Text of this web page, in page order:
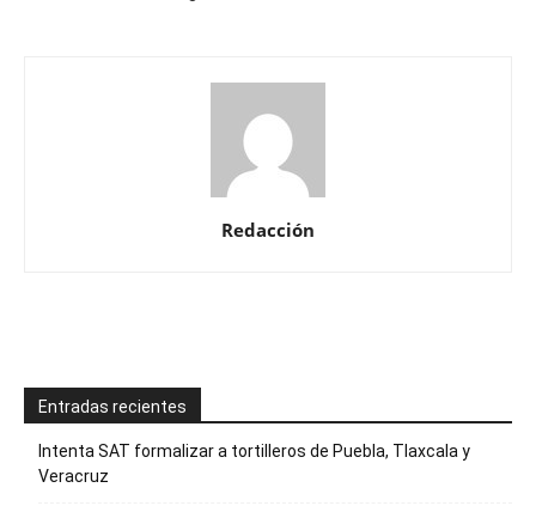
Redacción
Entradas recientes
Intenta SAT formalizar a tortilleros de Puebla, Tlaxcala y
Veracruz